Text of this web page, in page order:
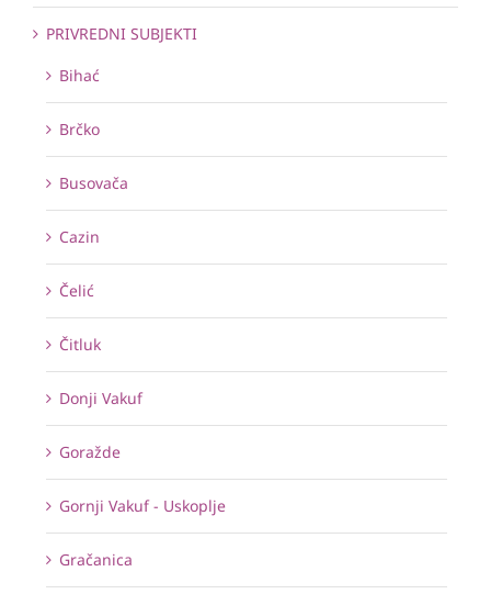
PRIVREDNI SUBJEKTI
Bihać
Brčko
Busovača
Cazin
Čelić
Čitluk
Donji Vakuf
Goražde
Gornji Vakuf - Uskoplje
Gračanica